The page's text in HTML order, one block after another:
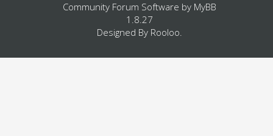
Community Forum Software by MyBB
1.8.27
Designed By Rooloo.